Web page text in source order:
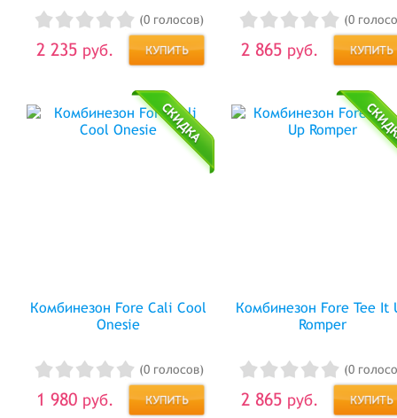
(0 голосов)
2 235 руб.
(0
2 865 руб.
Комбинезон Fore Cali Cool
Onesie
(0 голосов)
1 980 руб.
Комбинезон Fore Tee It
Romper
(0
2 865 руб.